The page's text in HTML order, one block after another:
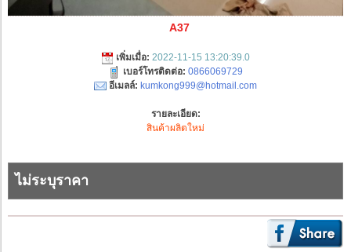
A37
เพิ่มเมื่อ: 2022-11-15 13:20:39.0
เบอร์โทรติดต่อ: 0866069729
อีเมลล์: kumkong999@hotmail.com
รายละเอียด:
สินค้าผลิตใหม่
ไม่ระบุราคา